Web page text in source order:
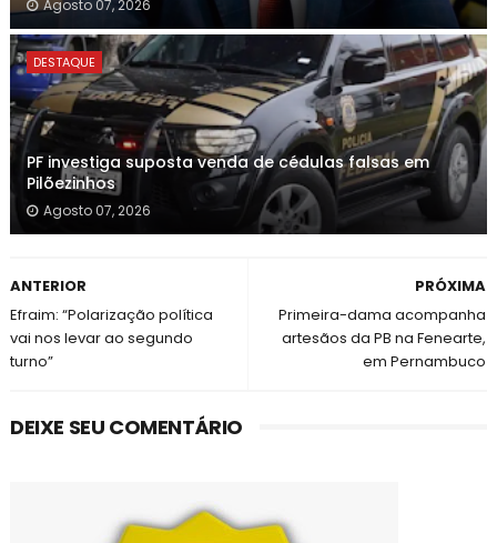
Agosto 07, 2026
DESTAQUE
PF investiga suposta venda de cédulas falsas em
Pilõezinhos
Agosto 07, 2026
PRÓXIMA
Primeira-dama acompanha
artesãos da PB na Fenearte,
em Pernambuco
ANTERIOR
Efraim: “Polarização política
vai nos levar ao segundo
turno”
DEIXE SEU COMENTÁRIO